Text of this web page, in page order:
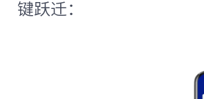
键跃迁：